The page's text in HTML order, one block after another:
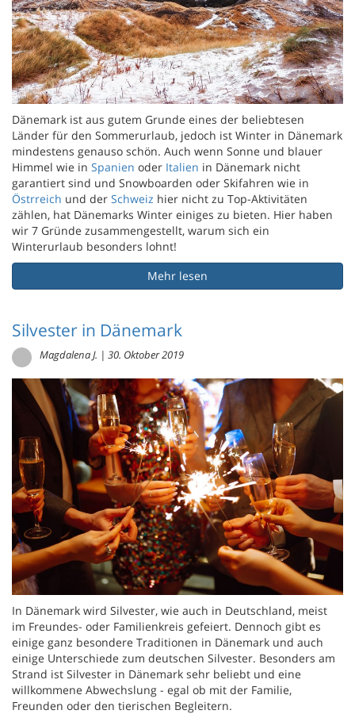
Dänemark ist aus gutem Grunde eines der beliebtesen
Länder für den Sommerurlaub, jedoch ist Winter in Dänemark
mindestens genauso schön. Auch wenn Sonne und blauer
Himmel wie in Spanien oder Italien in Dänemark nicht
garantiert sind und Snowboarden oder Skifahren wie in
Östrreich und der Schweiz hier nicht zu Top-Aktivitäten
zählen, hat Dänemarks Winter einiges zu bieten. Hier haben
wir 7 Gründe zusammengestellt, warum sich ein
Winterurlaub besonders lohnt!
Mehr lesen
Silvester in Dänemark
Magdalena J. | 30. Oktober 2019
In Dänemark wird Silvester, wie auch in Deutschland, meist
im Freundes- oder Familienkreis gefeiert. Dennoch gibt es
einige ganz besondere Traditionen in Dänemark und auch
einige Unterschiede zum deutschen Silvester. Besonders am
Strand ist Silvester in Dänemark sehr beliebt und eine
willkommene Abwechslung - egal ob mit der Familie,
Freunden oder den tierischen Begleitern.